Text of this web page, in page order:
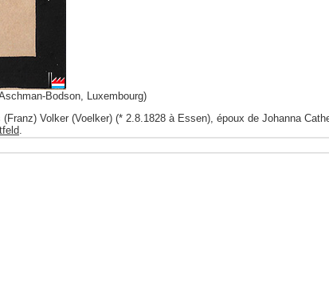
Bodson, Luxembourg)
Volker (Voelker) (* 2.8.1828 à Essen), époux de Johanna
.